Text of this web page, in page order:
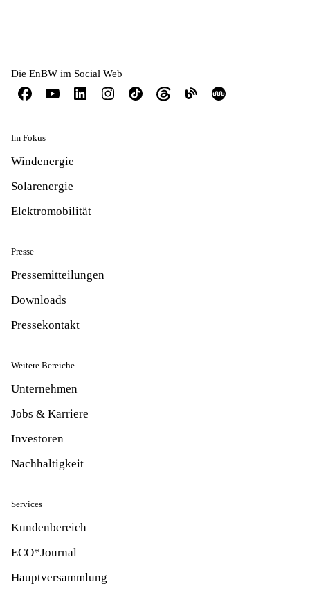
Die EnBW im Social Web
Im Fokus
Windenergie
Solarenergie
Elektromobilität
Presse
Pressemitteilungen
Downloads
Pressekontakt
Weitere Bereiche
Unternehmen
Jobs & Karriere
Investoren
Nachhaltigkeit
Services
Kundenbereich
ECO*Journal
Hauptversammlung